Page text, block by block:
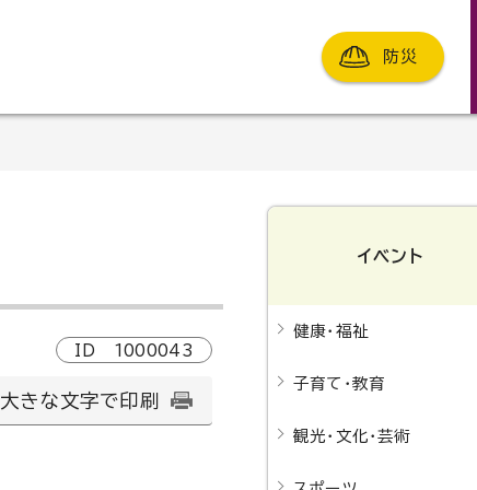
防災
ID 1000043
大きな文字で印刷
イベント
健康・福祉
子育て・教育
観光・文化・芸術